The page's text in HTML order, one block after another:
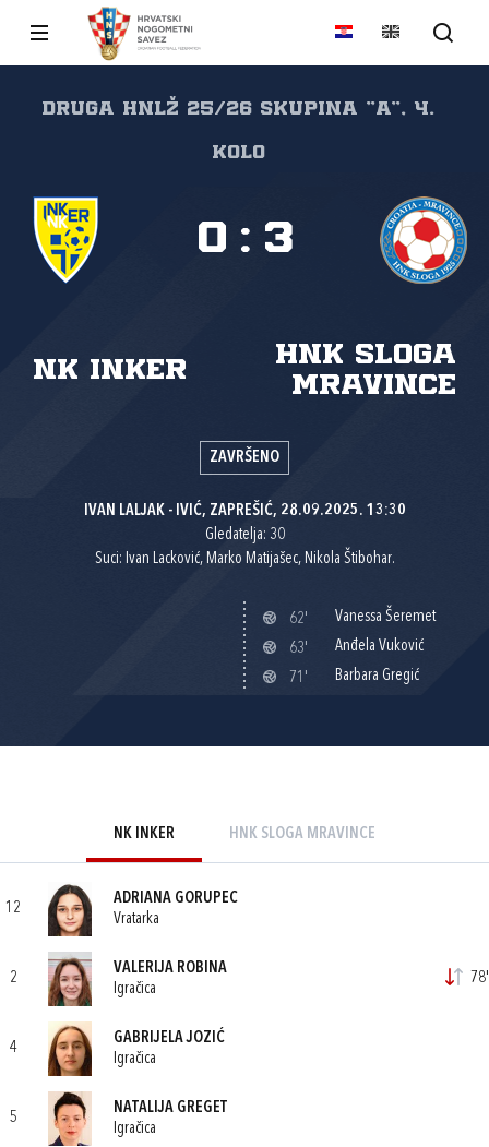
Druga HNLŽ 25/26 skupina "A", 4.
kolo
NK Inker
HNK Sloga
Mravince
0 : 3
ZAVRŠENO
IVAN LALJAK - IVIĆ, ZAPREŠIĆ, 28.09.2025. 13:30
Gledatelja: 30
Suci: Ivan Lacković, Marko Matijašec, Nikola Štibohar.
62'
Vanessa Šeremet
63'
Anđela Vuković
71'
Barbara Gregić
NK INKER HNK SLOGA MRAVINCE
12
ADRIANA GORUPEC
Vratarka
2
VALERIJA ROBINA
Igračica
78'
4
GABRIJELA JOZIĆ
Igračica
5
NATALIJA GREGET
Igračica